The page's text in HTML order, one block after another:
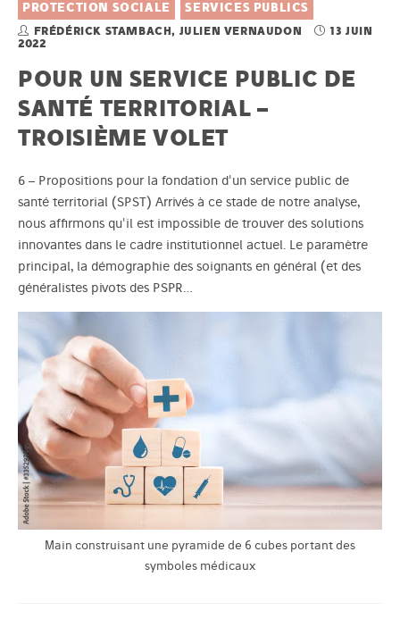
PROTECTION SOCIALE SERVICES PUBLICS
FRÉDÉRICK STAMBACH, JULIEN VERNAUDON
13 JUIN
2022
POUR UN SERVICE PUBLIC DE
SANTÉ TERRITORIAL –
TROISIÈME VOLET
6 – Propositions pour la fondation d'un service public de
santé territorial (SPST) Arrivés à ce stade de notre analyse,
nous affirmons qu'il est impossible de trouver des solutions
innovantes dans le cadre institutionnel actuel. Le paramètre
principal, la démographie des soignants en général (et des
généralistes pivots des PSPR…
Main construisant une pyramide de 6 cubes portant des
symboles médicaux